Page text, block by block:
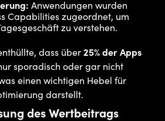
Anwendungen wurden
Capabilities zugeordnet, um
zu verstehen.
dass über 25% der Apps
sporadisch oder gar nicht
einen wichtigen Hebel für
darstellt.
des Wertbeitrags